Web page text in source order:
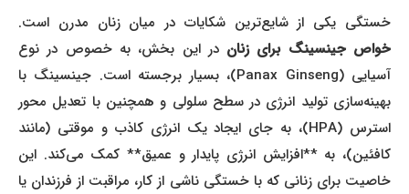
خستگی یکی از شایع‌ترین شکایات در میان زنان مدرن است.
خواص جینسینگ برای زناندر این بخش، به خصوص در نوع
آسیایی (Panax Ginseng)، بسیار برجسته است. جینسینگ با
بهینه‌سازی تولید انرژی در سطح سلولی و همچنین با تعدیل محور
استرس (HPA)، به جای ایجاد یک انرژی کاذب و موقتی (مانند
کافئین)، به **افزایش انرژی پایدار و عمیق** کمک می‌کند. این
خاصیت برای زنانی که با خستگی ناشی از کار، مراقبت از فرزندان یا